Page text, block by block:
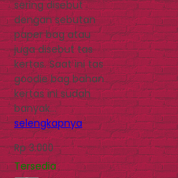
sering disebut
dengan sebutan
paper bag atau
juga disebut tas
kertas. Saat ini tas
goodie bag bahan
kertas ini sudah
banyak…
selengkapnya
Rp 3.000
Tersedia